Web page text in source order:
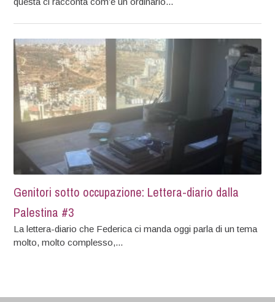
Genitori sotto occupazione: Lettera-diario dalla
Palestina #3
La lettera-diario che Federica ci manda oggi parla di un tema
molto, molto complesso,...